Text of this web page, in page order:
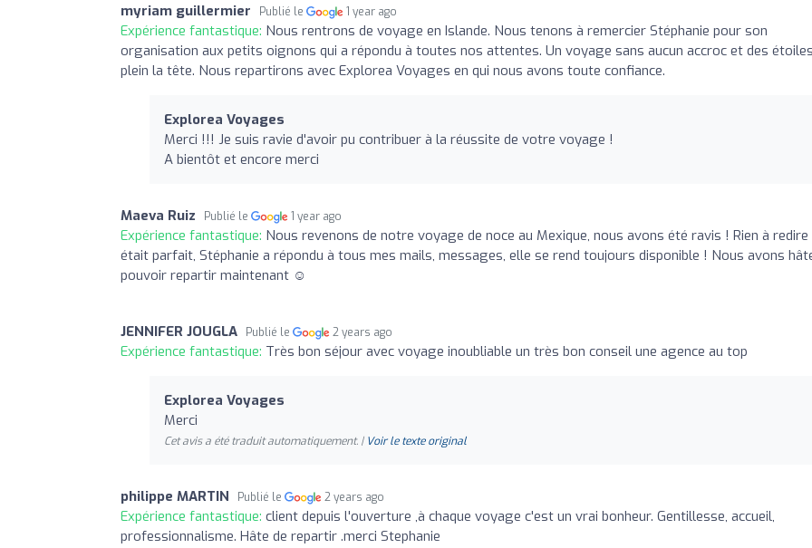
myriam guillermier Publié le 1 year ago
Expérience fantastique: Nous rentrons de voyage en Islande. Nous tenons à remercier Stéphanie pour son
organisation aux petits oignons qui a répondu à toutes nos attentes. Un voyage sans aucun accroc et des étoiles
plein la tête. Nous repartirons avec Explorea Voyages en qui nous avons toute confiance.
Explorea Voyages
Merci !!! Je suis ravie d'avoir pu contribuer à la réussite de votre voyage !
A bientôt et encore merci
Maeva Ruiz Publié le 1 year ago
Expérience fantastique: Nous revenons de notre voyage de noce au Mexique, nous avons été ravis ! Rien à
était parfait, Stéphanie a répondu à tous mes mails, messages, elle se rend toujours disponible ! Nous avons
pouvoir repartir maintenant ☺️
JENNIFER JOUGLA Publié le 2 years ago
Expérience fantastique: Très bon séjour avec voyage inoubliable un très bon conseil une agence au top
Explorea Voyages
Merci
Cet avis a été traduit automatiquement. | Voir le texte original
philippe MARTIN Publié le 2 years ago
Expérience fantastique: client depuis l'ouverture ,à chaque voyage c'est un vrai bonheur. Gentillesse, accueil,
professionnalisme. Hâte de repartir .merci Stephanie